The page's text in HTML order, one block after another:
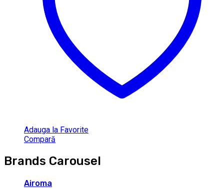
Adauga la Favorite
Compară
Brands Carousel
Airoma